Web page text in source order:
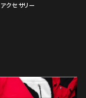
アクセサリー